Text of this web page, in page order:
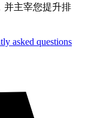
并主宰您提升排
asked questions